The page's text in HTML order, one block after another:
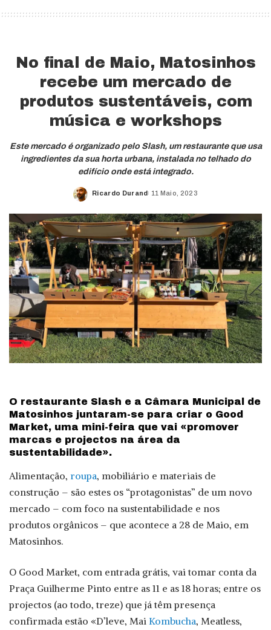
No final de Maio, Matosinhos
recebe um mercado de
produtos sustentáveis, com
música e workshops
Este mercado é organizado pelo Slash, um restaurante que usa
ingredientes da sua horta urbana, instalada no telhado do
edifício onde está integrado.
Posted
Ricardo Durand 11 Maio, 2023
O restaurante Slash e a Câmara Municipal de
Matosinhos juntaram-se para criar o Good
Market, uma mini-feira que vai «promover
marcas e projectos na área da
sustentabilidade».
Alimentação, roupa, mobiliário e materiais de
construção – são estes os “protagonistas” de um novo
mercado – com foco na sustentabilidade e nos
produtos orgânicos – que acontece a 28 de Maio, em
Matosinhos.
O Good Market, com entrada grátis, vai tomar conta da
Praça Guilherme Pinto entre as 11 e as 18 horas; entre os
projectos (ao todo, treze) que já têm presença
confirmada estão «D’leve, Mai Kombucha, Meatless,